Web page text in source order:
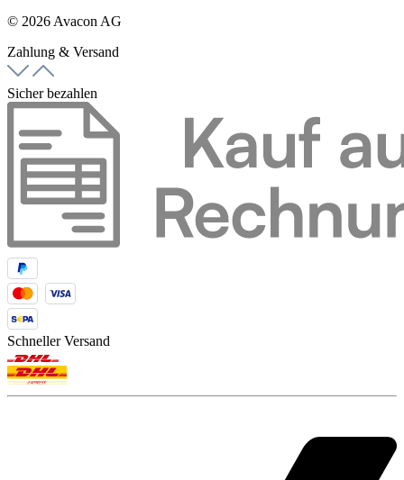
© 2026 Avacon AG
Zahlung & Versand
Sicher bezahlen
Schneller Versand